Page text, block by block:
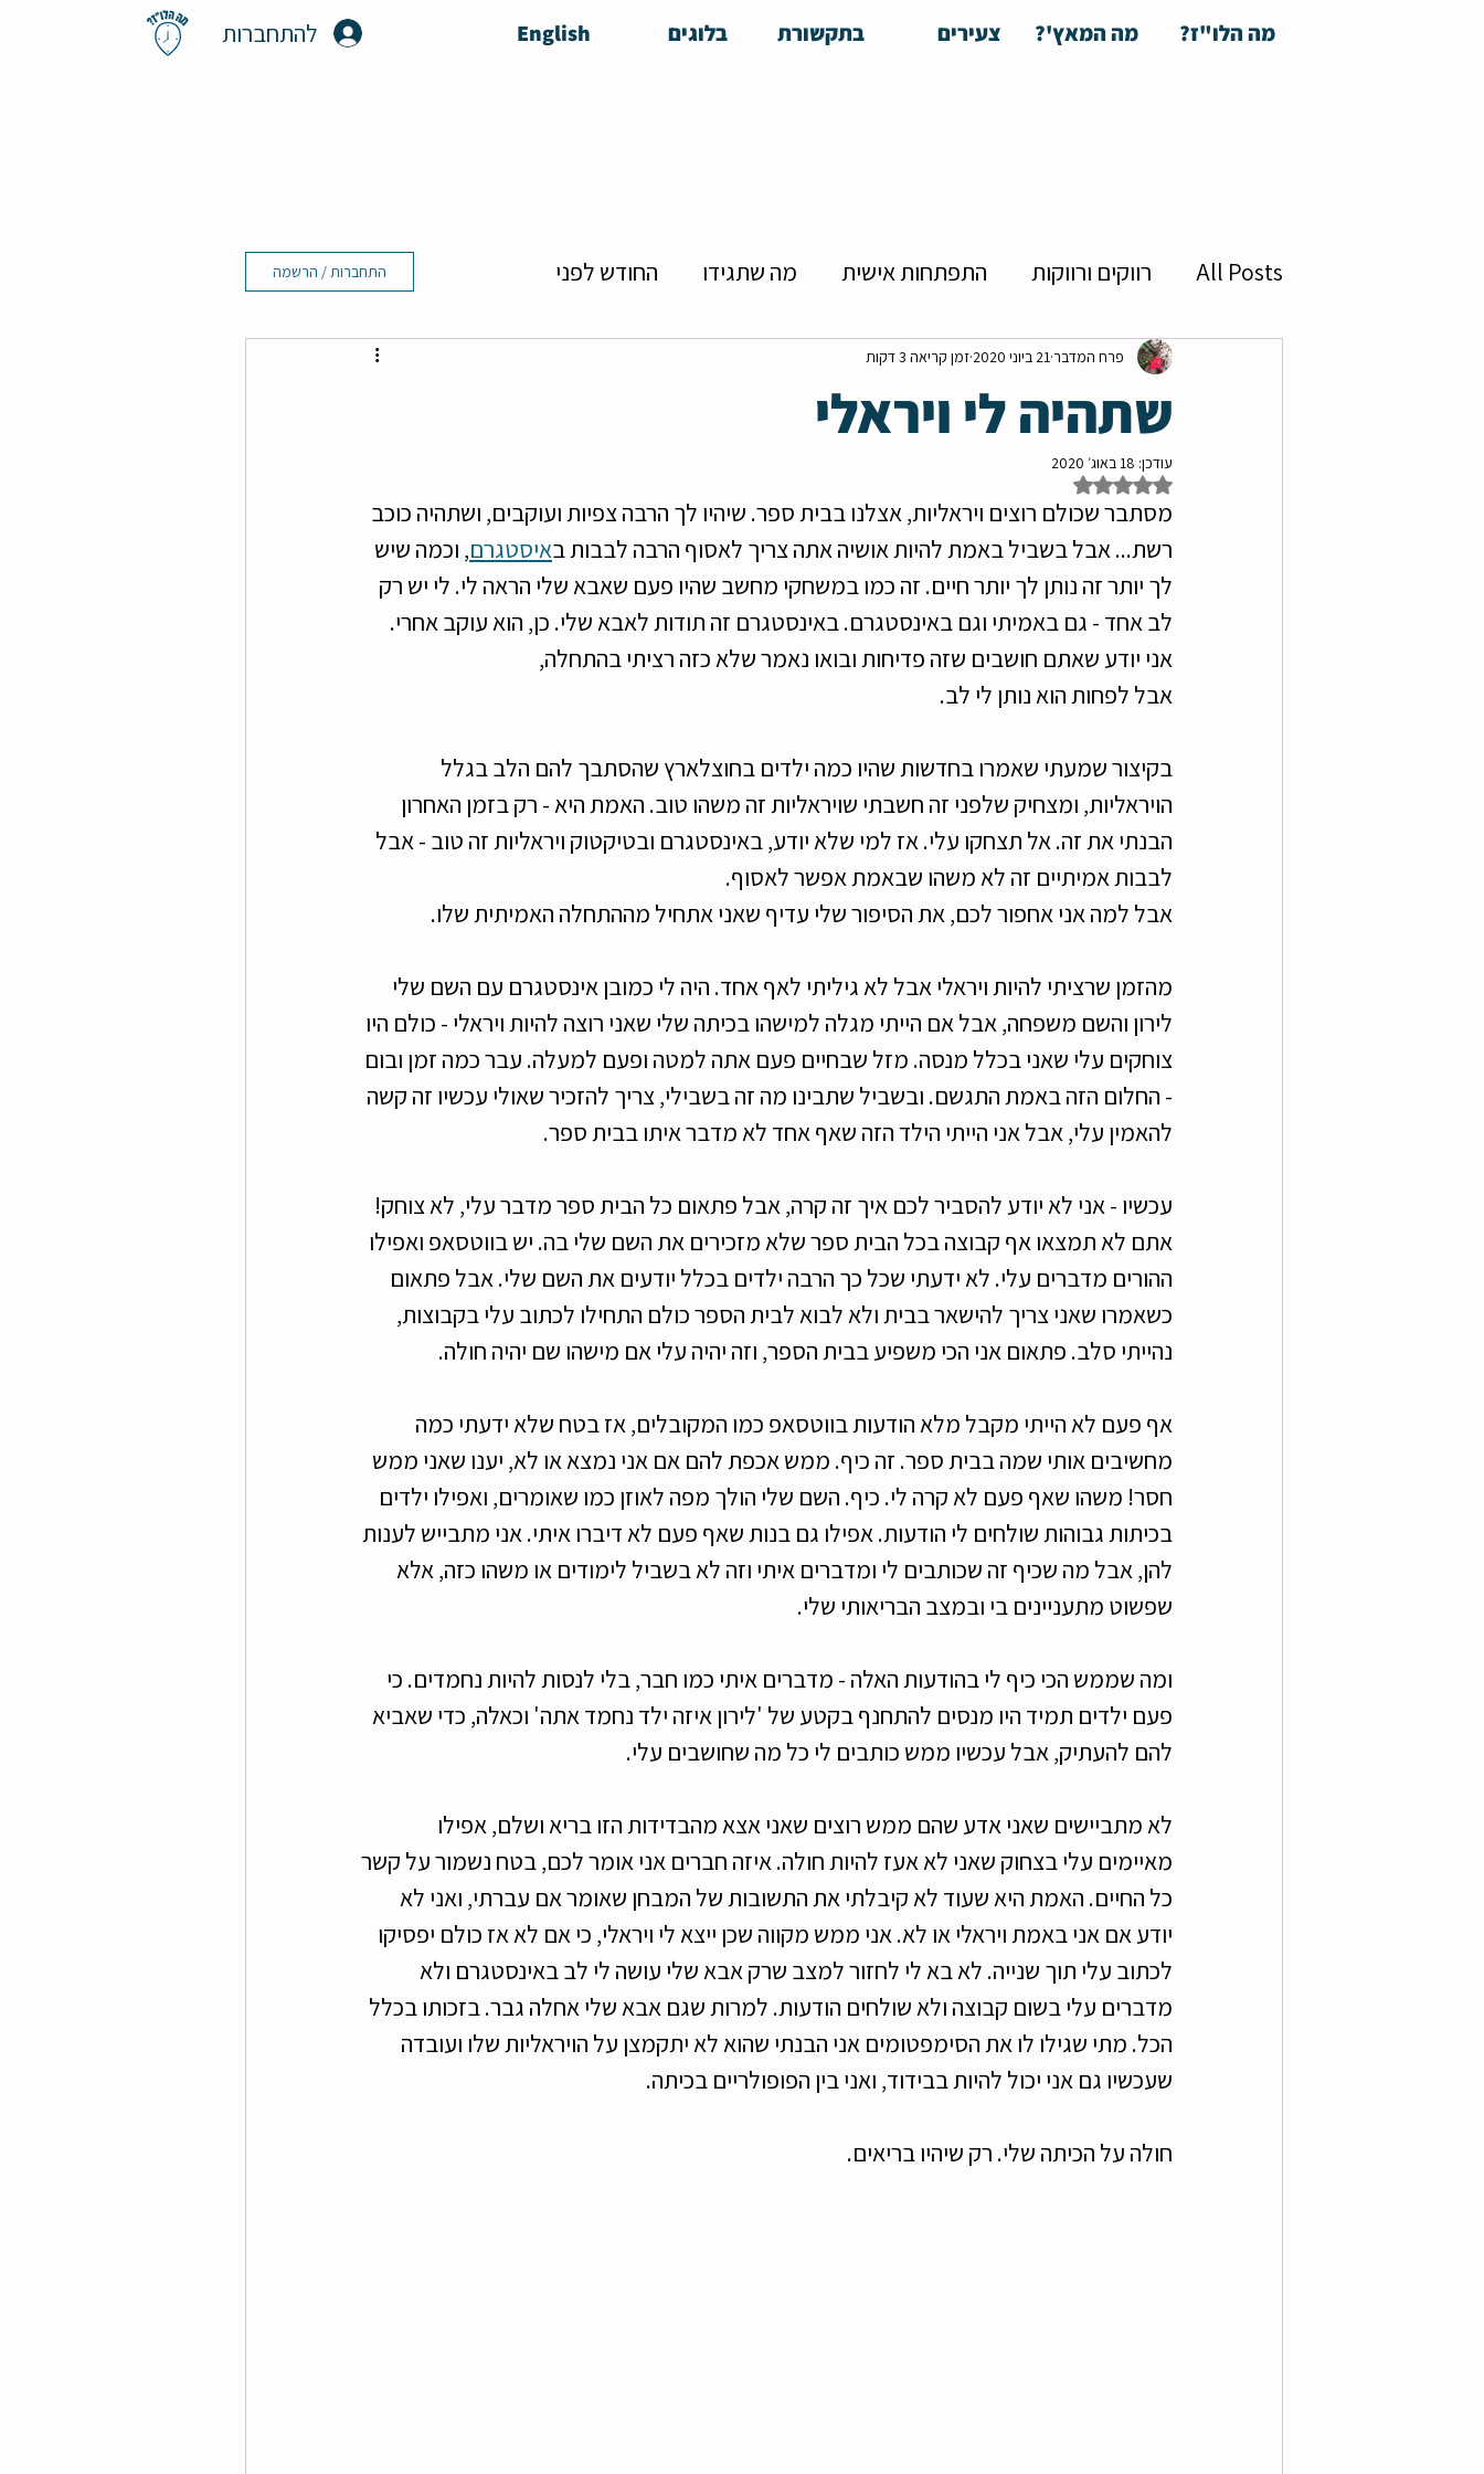
מה הלו"ז? מה המאץ'? צעירים בתקשורת בלוגים English להתחברות
All Posts רווקים ורווקות התפתחות אישית מה שתגידו החודש לפני
על המסך חלי מועלם הזדמנויות להכרויות
צעירי רמת גן גבעתיים משעשע דייטים צרכנות
התחברות / הרשמה
שתהיה לי ויראלי
פרח המדבר 21 ביוני 2020 זמן קריאה 3 דקות
עודכן: 18 באוג׳ 2020
דירוג של NaN מתוך 5 כוכבים
מסתבר שכולם רוצים ויראליות, אצלנו בבית ספר. שיהיו לך הרבה צפיות ועוקבים, ושתהיה כוכב
רשת... אבל בשביל באמת להיות אושיה אתה צריך לאסוף הרבה לבבות באיסטגרם, וכמה שיש
לך יותר זה נותן לך יותר חיים. זה כמו במשחקי מחשב שהיו פעם שאבא שלי הראה לי. לי יש רק
לב אחד - גם באמיתי וגם באינסטגרם. באינסטגרם זה תודות לאבא שלי. כן, הוא עוקב אחרי.
אני יודע שאתם חושבים שזה פדיחות ובואו נאמר שלא כזה רציתי בהתחלה,
אבל לפחות הוא נותן לי לב.
בקיצור שמעתי שאמרו בחדשות שהיו כמה ילדים בחוצלארץ שהסתבך להם הלב בגלל
הויראליות, ומצחיק שלפני זה חשבתי שויראליות זה משהו טוב. האמת היא - רק בזמן האחרון
הבנתי את זה. אל תצחקו עלי. אז למי שלא יודע, באינסטגרם ובטיקטוק ויראליות זה טוב - אבל
לבבות אמיתיים זה לא משהו שבאמת אפשר לאסוף.
אבל למה אני אחפור לכם, את הסיפור שלי עדיף שאני אתחיל מההתחלה האמיתית שלו.
מהזמן שרציתי להיות ויראלי אבל לא גיליתי לאף אחד. היה לי כמובן אינסטגרם עם השם שלי
לירון והשם משפחה, אבל אם הייתי מגלה למישהו בכיתה שלי שאני רוצה להיות ויראלי - כולם היו
צוחקים עלי שאני בכלל מנסה. מזל שבחיים פעם אתה למטה ופעם למעלה. עבר כמה זמן ובום
- החלום הזה באמת התגשם. ובשביל שתבינו מה זה בשבילי, צריך להזכיר שאולי עכשיו זה קשה
להאמין עלי, אבל אני הייתי הילד הזה שאף אחד לא מדבר איתו בבית ספר.
עכשיו - אני לא יודע להסביר לכם איך זה קרה, אבל פתאום כל הבית ספר מדבר עלי, לא צוחק!
אתם לא תמצאו אף קבוצה בכל הבית ספר שלא מזכירים את השם שלי בה. יש בווטסאפ ואפילו
ההורים מדברים עלי. לא ידעתי שכל כך הרבה ילדים בכלל יודעים את השם שלי. אבל פתאום
כשאמרו שאני צריך להישאר בבית ולא לבוא לבית הספר כולם התחילו לכתוב עלי בקבוצות,
נהייתי סלב. פתאום אני הכי משפיע בבית הספר, וזה יהיה עלי אם מישהו שם יהיה חולה.
אף פעם לא הייתי מקבל מלא הודעות בווטסאפ כמו המקובלים, אז בטח שלא ידעתי כמה
מחשיבים אותי שמה בבית ספר. זה כיף. ממש אכפת להם אם אני נמצא או לא, יענו שאני ממש
חסר! משהו שאף פעם לא קרה לי. כיף. השם שלי הולך מפה לאוזן כמו שאומרים, ואפילו ילדים
בכיתות גבוהות שולחים לי הודעות. אפילו גם בנות שאף פעם לא דיברו איתי. אני מתבייש לענות
להן, אבל מה שכיף זה שכותבים לי ומדברים איתי וזה לא בשביל לימודים או משהו כזה, אלא
שפשוט מתעניינים בי ובמצב הבריאותי שלי.
ומה שממש הכי כיף לי בהודעות האלה - מדברים איתי כמו חבר, בלי לנסות להיות נחמדים. כי
פעם ילדים תמיד היו מנסים להתחנף בקטע של 'לירון איזה ילד נחמד אתה' וכאלה, כדי שאביא
להם להעתיק, אבל עכשיו ממש כותבים לי כל מה שחושבים עלי.
לא מתביישים שאני אדע שהם ממש רוצים שאני אצא מהבדידות הזו בריא ושלם, אפילו
מאיימים עלי בצחוק שאני לא אעז להיות חולה. איזה חברים אני אומר לכם, בטח נשמור על קשר
כל החיים. האמת היא שעוד לא קיבלתי את התשובות של המבחן שאומר אם עברתי, ואני לא
יודע אם אני באמת ויראלי או לא. אני ממש מקווה שכן ייצא לי ויראלי, כי אם לא אז כולם יפסיקו
לכתוב עלי תוך שנייה. לא בא לי לחזור למצב שרק אבא שלי עושה לי לב באינסטגרם ולא
מדברים עלי בשום קבוצה ולא שולחים הודעות. למרות שגם אבא שלי אחלה גבר. בזכותו בכלל
הכל. מתי שגילו לו את הסימפטומים אני הבנתי שהוא לא יתקמצן על הויראליות שלו ועובדה
שעכשיו גם אני יכול להיות בבידוד, ואני בין הפופולריים בכיתה.
חולה על הכיתה שלי. רק שיהיו בריאים.